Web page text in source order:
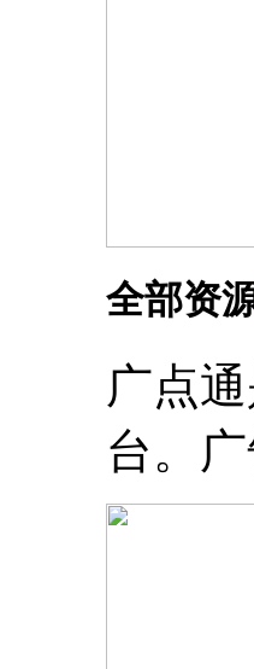
全部资
广点
台。